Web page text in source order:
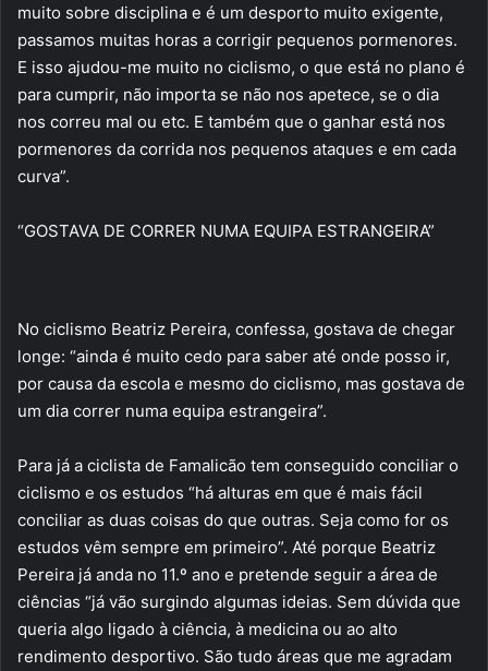
muito sobre disciplina e é um desporto muito exigente,
passamos muitas horas a corrigir pequenos pormenores.
E isso ajudou-me muito no ciclismo, o que está no plano é
para cumprir, não importa se não nos apetece, se o dia
nos correu mal ou etc. E também que o ganhar está nos
pormenores da corrida nos pequenos ataques e em cada
curva”.
“GOSTAVA DE CORRER NUMA EQUIPA ESTRANGEIRA”
No ciclismo Beatriz Pereira, confessa, gostava de chegar
longe: “ainda é muito cedo para saber até onde posso ir,
por causa da escola e mesmo do ciclismo, mas gostava de
um dia correr numa equipa estrangeira”.
Para já a ciclista de Famalicão tem conseguido conciliar o
ciclismo e os estudos “há alturas em que é mais fácil
conciliar as duas coisas do que outras. Seja como for os
estudos vêm sempre em primeiro”. Até porque Beatriz
Pereira já anda no 11.º ano e pretende seguir a área de
ciências “já vão surgindo algumas ideias. Sem dúvida que
queria algo ligado à ciência, à medicina ou ao alto
rendimento desportivo. São tudo áreas que me agradam